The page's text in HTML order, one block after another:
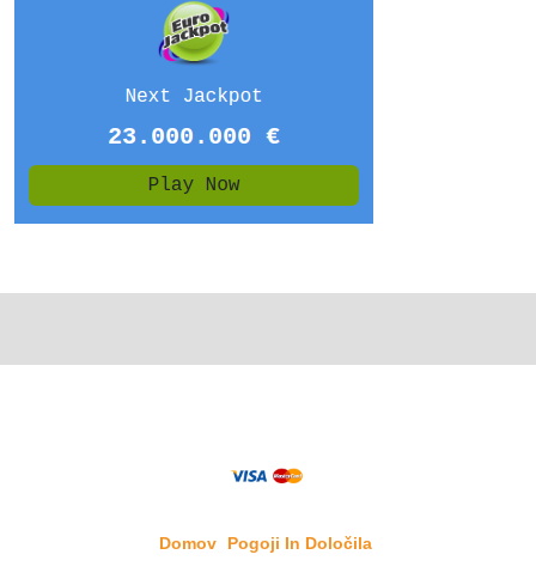
Domov Pogoji In Določila